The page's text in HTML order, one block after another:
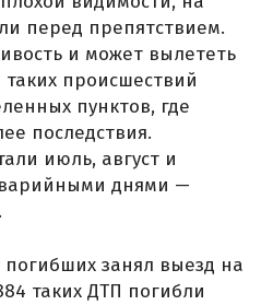
перед препятствием.
и может вылететь
происшествий
пунктов, где
последствия.
июль, август и
днями —
занял выезд на
таких ДТП погибли